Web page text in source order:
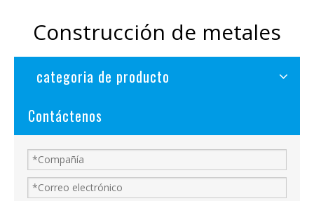
Construcción de metales
categoria de producto
Contáctenos